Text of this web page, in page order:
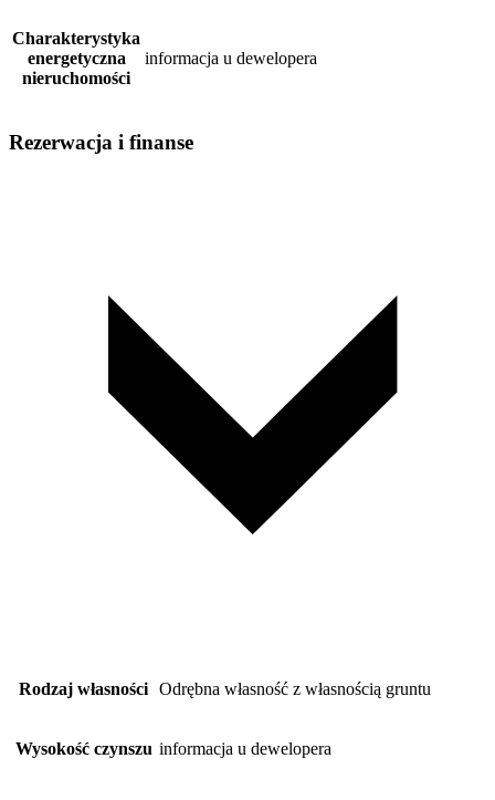
Charakterystyka
energetyczna
nieruchomości
informacja u dewelopera
Rezerwacja i finanse
Rodzaj własności Odrębna własność z własnością gruntu
Wysokość czynszu informacja u dewelopera